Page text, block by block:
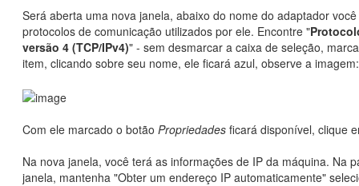
Será aberta uma nova janela, abaixo do nome do adaptador
protocolos de comunicação utilizados por ele. Encontre "
versão 4 (TCP/IPv4)" - sem desmarcar a caixa de seleção,
item, clicando sobre seu nome, ele ficará azul, observe a imagem:
Com ele marcado o botão Propriedades ficará disponível, clique
Na nova janela, você terá as informações de IP da máquina. Na
janela, mantenha "Obter um endereço IP automaticamente"